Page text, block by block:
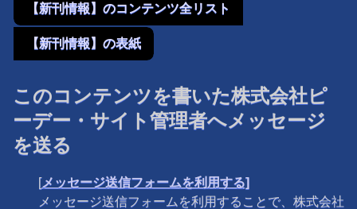
【新刊情報】のコンテンツ全リスト
【新刊情報】の表紙
このコンテンツを書いた株式会社ピ
ーデー・サイト管理者へメッセージ
を送る
[メッセージ送信フォームを利用する]
メッセージ送信フォームを利用することで、株式会社